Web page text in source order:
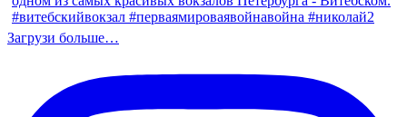
Загрузи больше…